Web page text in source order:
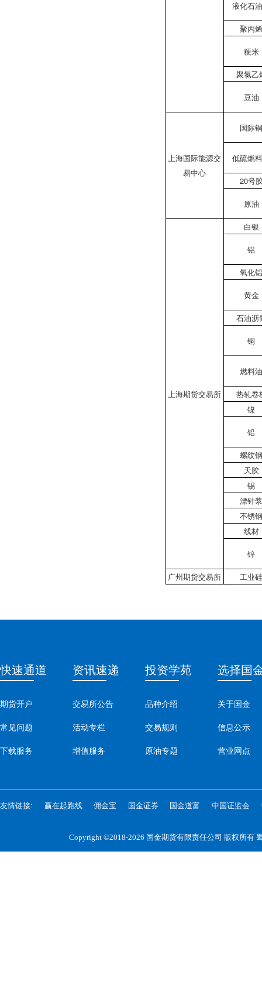
液化石
聚丙
粳米
聚氯乙
豆油
上海国际能源交
易中心
国际
低硫燃
20号
原油
上海期货交易所
白银
铝
氧化
黄金
石油沥
铜
燃料
热轧卷
镍
铅
螺纹
天胶
锡
漂针
不锈
线材
锌
广州期货交易所 工业
快速通道
期货开户
常见问题
下载服务
资讯速递
交易所公告
活动专栏
增值服务
投资学苑
品种介绍
交易规则
原油专题
选择国
关于国金
信息公示
营业网点
友情链接: 赢在起跑线 佣金宝 国金证券 国金道富 中国证监会
Copyright ©2018-2026 国金期货有限责任公司 版权所有